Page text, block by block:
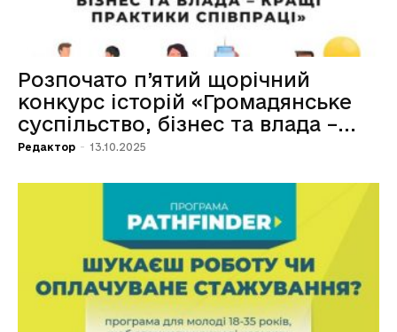
Розпочато п’ятий щорічний
конкурс історій «Громадянське
суспільство, бізнес та влада –...
Редактор - 13.10.2025